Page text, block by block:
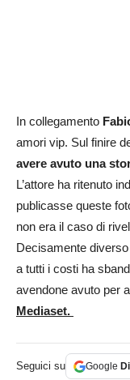
In collegamento
amori vip. Sul finire
avere avuto una
L’attore ha ritenuto
publicasse queste
non era il caso di
Decisamente
a tutti i costi ha
avendone avuto per
Mediaset.
Seguici su Google